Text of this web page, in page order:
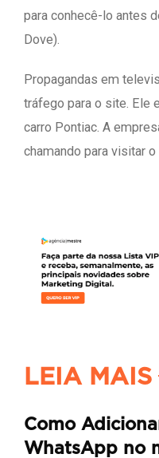
para conhecê-lo antes
Dove).
Propagandas em
tráfego para o site. Ele
carro Pontiac. A
chamando para visitar
LEIA MAIS
Como
WhatsApp no